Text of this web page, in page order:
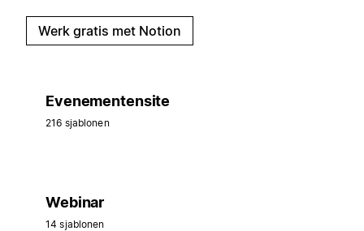
Werk gratis met Notion
Evenementensite
216 sjablonen
Webinar
14 sjablonen